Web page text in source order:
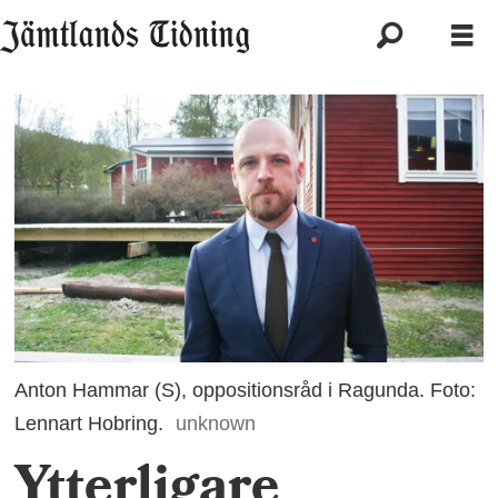
Anton Hammar (S), oppositionsråd i Ragunda. Foto:
Lennart Hobring.
unknown